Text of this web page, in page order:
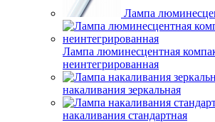
Лампа
Лампа люминесцентная
неинтегрированная
накаливания зеркальная
накаливания стандартная